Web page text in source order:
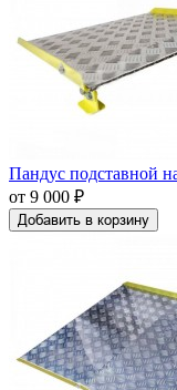
Пандус подставной
от 9 000 ₽
Добавить в корзину